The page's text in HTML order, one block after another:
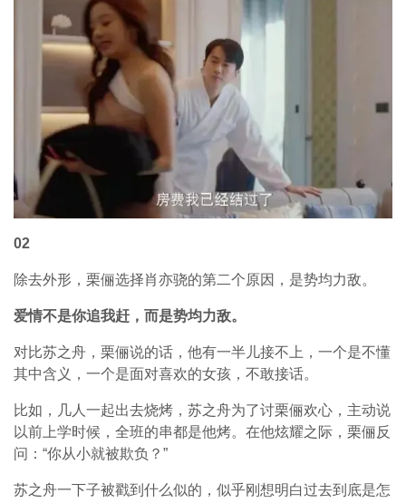
02
除去外形，栗俪选择肖亦骁的第二个原因，是势均力敌。
爱情不是你追我赶，而是势均力敌。
对比苏之舟，栗俪说的话，他有一半儿接不上，一个是不懂
其中含义，一个是面对喜欢的女孩，不敢接话。
比如，几人一起出去烧烤，苏之舟为了讨栗俪欢心，主动说
以前上学时候，全班的串都是他烤。在他炫耀之际，栗俪反
问：“你从小就被欺负？”
苏之舟一下子被戳到什么似的，似乎刚想明白过去到底是怎